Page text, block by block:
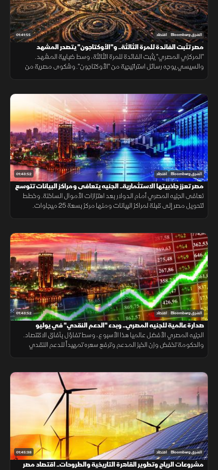
01:41:55 الشرق Bloomberg اقتصاد
مصر تثبت الفائدة للمرة الثالثة.. و"الأوكتاجون" يتصدر المشهد
"المركزي المصري" يثبت الفائدة للمرة الثالثة، وسط ضبابية المشهد.
والسيسي يوجه رسائل استراتيجية من "الأوكتاجون". وشكوى مصرية من
01:43:52 الشرق Bloomberg اقتصاد
مصر تعزز جاذبيتها الاستثمارية.. الجنيه يتعافى ومراكز البيانات تتوسع
تعافى الجنيه المصري أمام الدولار بعد اهتزازات الأموال الساخنة. وخطط
لتحويل مصر إلى قبلة لمراكز البيانات ومنها مركز بسعة 25 ميجاوات.
01:43:52 الشرق Bloomberg اقتصاد
صدارة عالمية للجنيه المصري.. وبدء "الدعم النقدي" في يوليو
الجنيه المصري الأفضل عالميا هذا الأسبوع، وسط تفاؤل بآفاق الاقتصاد.
والحكومة تخفض وزن الخبز المدعم وترفع سعره تمهيداً للدعم النقدي
01:45:38 الشرق Bloomberg اقتصاد
مشروعات الرياح وتطوير القاهرة التاريخية والطروحات.. اقتصاد مصر